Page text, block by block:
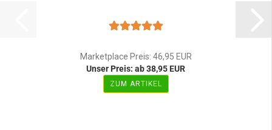
Marketplace Preis: 46,95 EUR
Unser Preis: ab 38,95 EUR
ZUM ARTIKEL